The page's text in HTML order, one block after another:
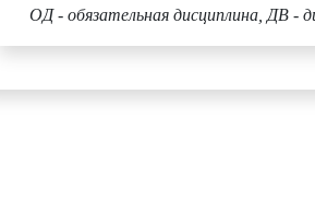
ОД - обязательная дисциплина, ДВ -